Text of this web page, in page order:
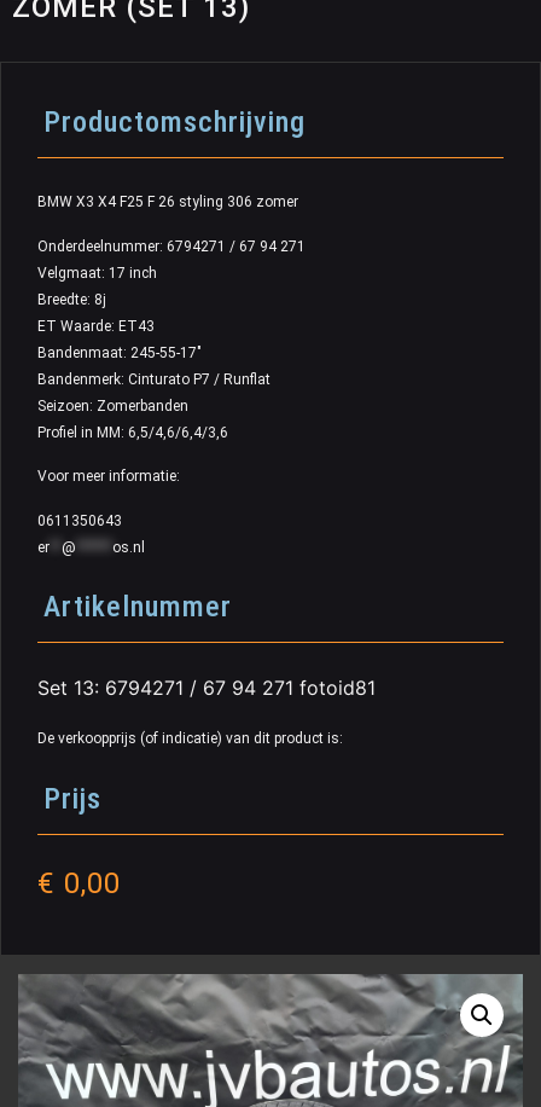
ZOMER (SET 13)
Productomschrijving
BMW X3 X4 F25 F 26 styling 306 zomer
Onderdeelnummer: 6794271 / 67 94 271
Velgmaat: 17 inch
Breedte: 8j
ET Waarde: ET43
Bandenmaat: 245-55-17″
Bandenmerk: Cinturato P7 / Runflat
Seizoen: Zomerbanden
Profiel in MM: 6,5/4,6/6,4/3,6
Voor meer informatie:
0611350643
er
@ os.nl
Artikelnummer
Set 13: 6794271 / 67 94 271 fotoid81
De verkoopprijs (of indicatie) van dit product is:
Prijs
€ 0,00